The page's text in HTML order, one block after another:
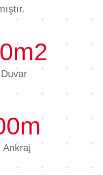
m2
m
Ankraj